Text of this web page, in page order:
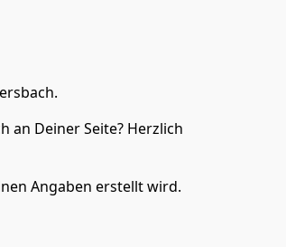
an Deiner Seite? Herzlich
Angaben erstellt wird.